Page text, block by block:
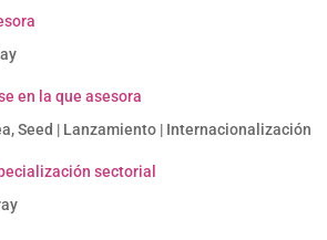
en la que asesora
Seed | Lanzamiento | Internacionalización
sectorial